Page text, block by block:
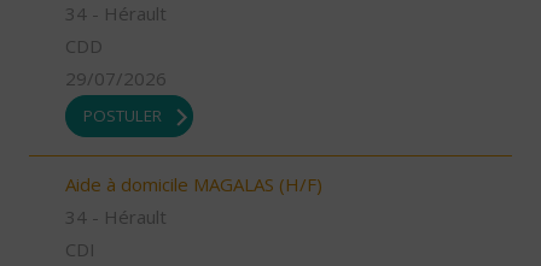
34 - Hérault
CDD
29/07/2026
POSTULER
Aide à domicile MAGALAS (H/F)
34 - Hérault
CDI